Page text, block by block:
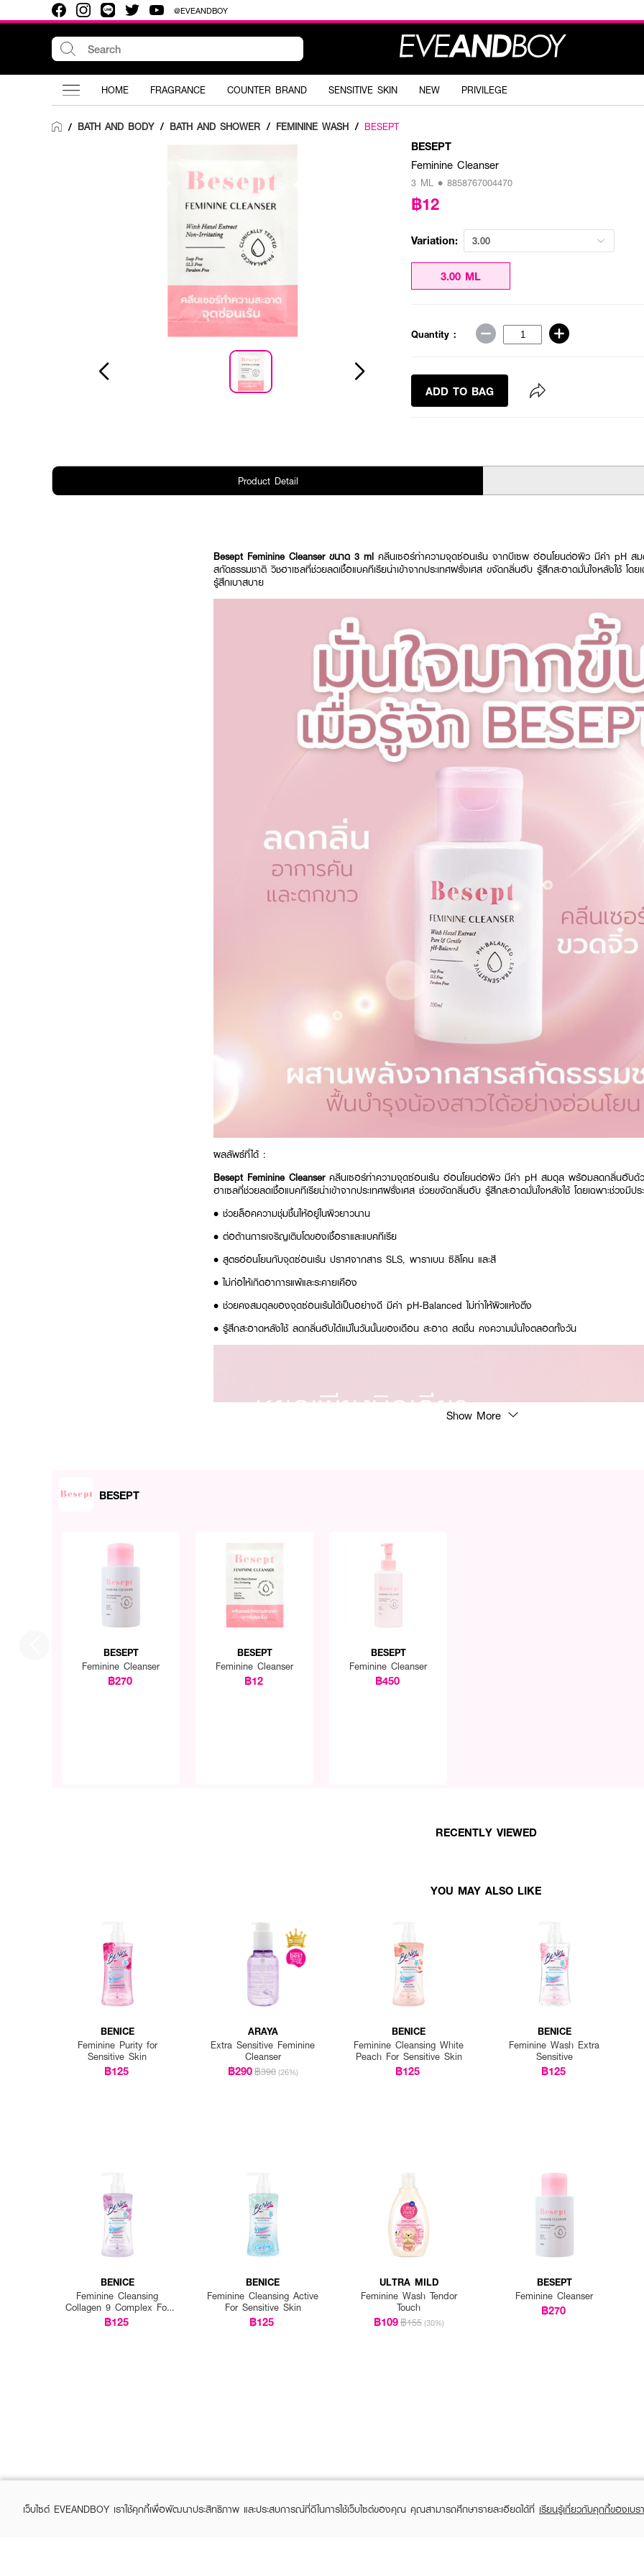
@EVEANDBOY
HOME FRAGRANCE COUNTER BRAND SENSITIVE SKIN NEW PRIVILEGE
/ BATH AND BODY / BATH AND SHOWER / FEMININE WASH / BESEPT
BESEPT
Feminine Cleanser
3 ML • 8858767004470
฿12
Variation: 3.00
3.00 ML
Quantity :
ADD TO BAG
Product Detail
Besept Feminine Cleanser ขนาด 3 ml คลีนเซอร์ทำความจุดซ่อนเร้น จากบีเซพ อ่อนโยนต่อผิว มีค่า pH ส
สกัดธรรมชาติ วิชฮาเซลที่ช่วยลดเชื้อแบคทีเรียนำเข้าจากประเทศฝรั่งเศส ขจัดกลิ่นอับ รู้สึกสะอาดมั่นใจหลังใช้ โดยเ
รู้สึกเบาสบาย
ผลลัพธ์ที่ได้ :
Besept Feminine Cleanser คลีนเซอร์ทำความจุดซ่อนเร้น อ่อนโยนต่อผิว มีค่า pH สมดุล พร้อมลดกลิ่นอับด้
ฮาเซลที่ช่วยลดเชื้อแบคทีเรียนำเข้าจากประเทศฝรั่งเศส ช่วยขจัดกลิ่นอับ รู้สึกสะอาดมั่นใจหลังใช้ โดยเฉพาะช่วงมีปร
• ช่วยล็อคความชุ่มชื้นให้อยู่ในผิวยาวนาน
• ต่อต้านการเจริญเติบโตของเชื้อราและแบคทีเรีย
• สูตรอ่อนโยนกับจุดซ่อนเร้น ปราศจากสาร SLS, พาราเบน ซิลิโคน และสี
• ไม่ก่อให้เกิดอาการแพ้และระคายเคือง
• ช่วยคงสมดุลของจุดซ่อนเร้นได้เป็นอย่างดี มีค่า pH-Balanced ไม่ทำให้ผิวแห้งตึง
• รู้สึกสะอาดหลังใช้ ลดกลิ่นอับได้แม้ในวันนั้นของเดือน สะอาด สดชื่น คงความมั่นใจตลอดทั้งวัน
Besept Feminine Cleanser เ
ท่าเม็ดถั่วเขียว ถูให้เกิดฟอง แล้วทำความสะอาดบริเวณภายนอกจุดซ่อนเร้น แล
• สามารถใช้เป็นประจำทุกวัน เพื่อลดกลิ่นอับ ตกขาว อาการคัน
• ใช้ช่วงวันนั้นของเดือน ช่วงมีประจำเดือน เพื่อลดกลิ่นคาว อาการระคายเคือง
• ใช้ก่อนหรือหลังมีเพศสัมพันธ์ เพื่อเพิ่มความมั่นใจ
Show More
BESEPT
BESEPT
Feminine Cleanser
฿270
BESEPT
Feminine Cleanser
฿12
BESEPT
Feminine Cleanser
฿450
RECENTLY VIEWED
YOU MAY ALSO LIKE
BENICE
Feminine Purity for
Sensitive Skin
฿125
ARAYA
Extra Sensitive Feminine
Cleanser
฿290฿390 (26%)
BENICE
Feminine Cleansing White
Peach For Sensitive Skin
฿125
BENICE
Feminine Wash Extra
Sensitive
฿125
BENICE
Feminine Cleansing
Collagen 9 Complex For
Daily Delicate
฿125
BENICE
Feminine Cleansing Active
For Sensitive Skin
฿125
ULTRA MILD
Feminine Wash Tendor
Touch
฿109฿155 (30%)
BESEPT
Feminine Cleanser
฿270
เว็บไซต์ EVEANDBOY เราใช้คุกกี้เพื่อพัฒนาประสิทธิภาพ และประสบการณ์ที่ดีในการใช้เว็บไซต์ของคุณ คุณสามารถศึกษารายละเอียดได้ที่ เรียนรู้เกี่ยวกับคุกกี้ของเบร